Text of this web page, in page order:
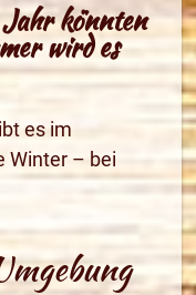
könnten
wird es
es im
Winter – bei